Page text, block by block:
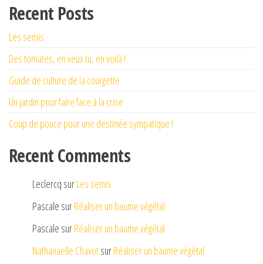
Recent Posts
Les semis
Des tomates, en veux tu, en voilà !
Guide de culture de la courgette
Un jardin pour faire face à la crise
Coup de pouce pour une destinée sympatique !
Recent Comments
Leclercq surLes semis
Pascale surRéaliser un baume végétal
Pascale surRéaliser un baume végétal
Nathanaelle ChavotsurRéaliser un baume végétal